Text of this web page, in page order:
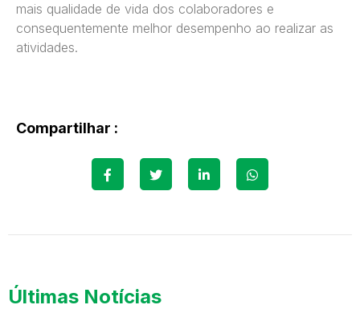
mais qualidade de vida dos colaboradores e
consequentemente melhor desempenho ao realizar as
atividades.
Compartilhar :
Últimas Notícias